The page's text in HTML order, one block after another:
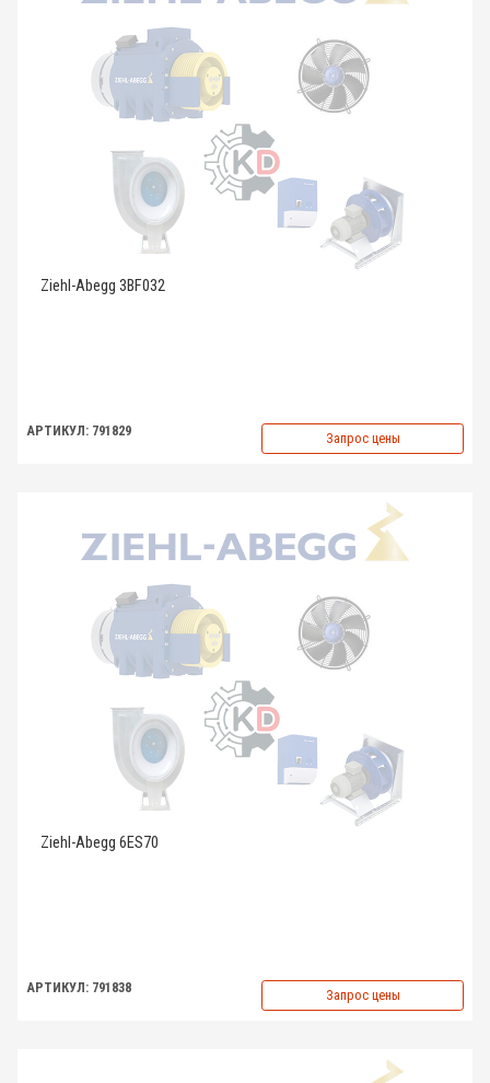
Ziehl-Abegg 3BF032
АРТИКУЛ: 791829 Запрос цены
Ziehl-Abegg 6ES70
АРТИКУЛ: 791838 Запрос цены